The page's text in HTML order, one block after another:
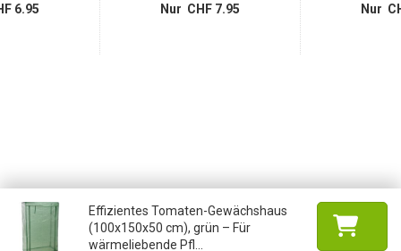
6.95 Nur CHF 7.95 Nur
Effizientes Tomaten-Gewächshaus
(100x150x50 cm), grün – Für
wärmeliebende Pfl...